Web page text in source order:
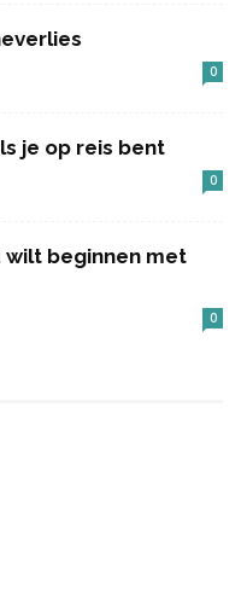
0
je op reis bent
0
wilt beginnen met
0